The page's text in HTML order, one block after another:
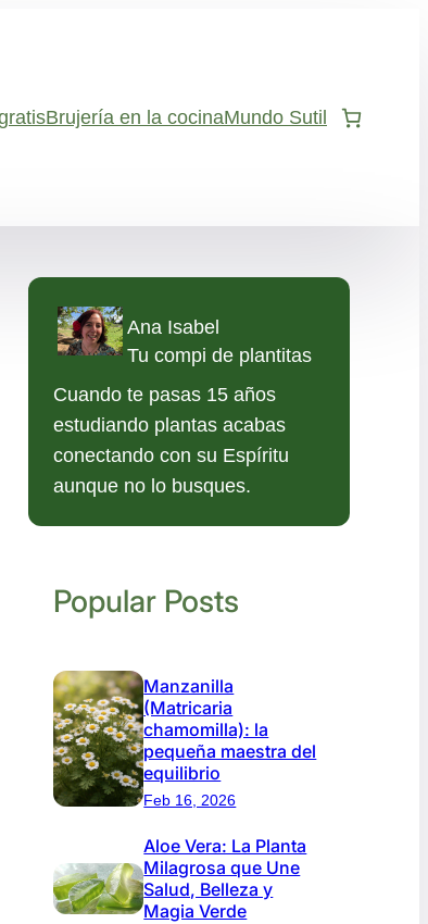
Brujería en la cocinaMundo Sutil
Ana Isabel
Tu compi de plantitas
Cuando te pasas 15 años
estudiando plantas acabas
conectando con su Espíritu
aunque no lo busques.
Popular Posts
Manzanilla
(Matricaria
chamomilla): la
pequeña maestra del
equilibrio
Feb 16, 2026
Aloe Vera: La Planta
Milagrosa que Une
Salud, Belleza y
Magia Verde